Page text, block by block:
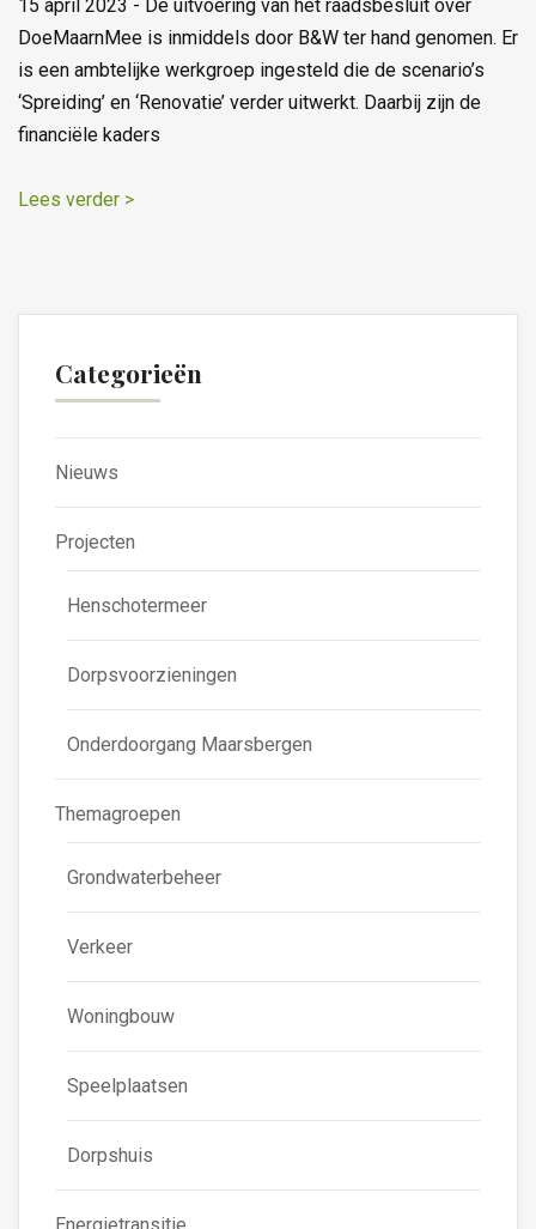
15 april 2023 - De uitvoering van het raadsbesluit over
DoeMaarnMee is inmiddels door B&W ter hand genomen. Er
is een ambtelijke werkgroep ingesteld die de scenario’s
‘Spreiding’ en ‘Renovatie’ verder uitwerkt. Daarbij zijn de
financiële kaders
Lees verder >
Categorieën
Nieuws
Projecten
Henschotermeer
Dorpsvoorzieningen
Onderdoorgang Maarsbergen
Themagroepen
Grondwaterbeheer
Verkeer
Woningbouw
Speelplaatsen
Dorpshuis
Energietransitie